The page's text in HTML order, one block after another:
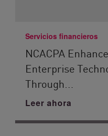
Servicios financieros
NCACPA
Enterprise
Through...
Leer ahora